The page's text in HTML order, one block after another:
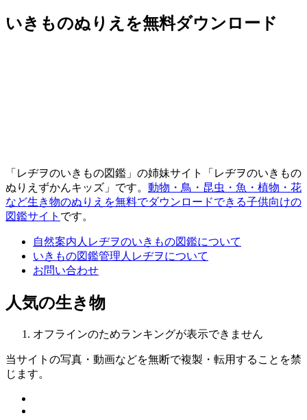
いきものぬりえを無料ダウンロード
「レヂヲのいきもの図鑑」の姉妹サイト「レヂヲのいきもの
ぬりえずかんキッズ」です。 動物・鳥・昆虫・魚・植物・花
など生き物のぬりえを無料でダウンロードできる子供向けの
図鑑サイト です。
自然案内人レヂヲのいきもの図鑑について
いきもの図鑑管理人レヂヲについて
お問い合わせ
人気の生き物
オフラインのためランキングが表示できません
当サイトの写真・動画などを無断で複製・転用することを禁
じます。